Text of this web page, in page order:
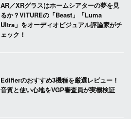
AR／XRグラスはホームシアターの夢を見
るか？VITUREの「Beast」「Luma
Ultra」をオーディオビジュアル評論家がチ
ェック！
Edifierのおすすめ3機種を厳選レビュー！
音質と使い心地をVGP審査員が実機検証